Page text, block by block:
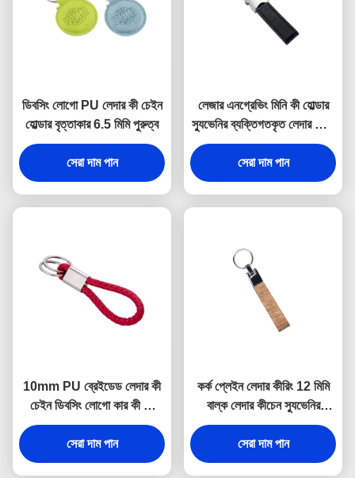
ডিবসিং লোগো PU লেদার কী চেইন
হোল্ডার বৃত্তাকার 6.5 মিমি পুরুত্ব
সেরা দাম পান
লেজার এনগ্রেভিং মিনি কী হোল্ডার
স্যুভেনির ব্যক্তিগতকৃত লেদার কীরিং
9 মিমি পুরুত্ব
সেরা দাম পান
10mm PU ব্রেইডেড লেদার কী
চেইন ডিবসিং লোগো কার কী রিং
হোল্ডার
সেরা দাম পান
কর্ক প্লেইন লেদার কীরিং 12 মিমি
বাল্ক লেদার কীচেন স্যুভেনির
বিজ্ঞাপন উপহার
সেরা দাম পান